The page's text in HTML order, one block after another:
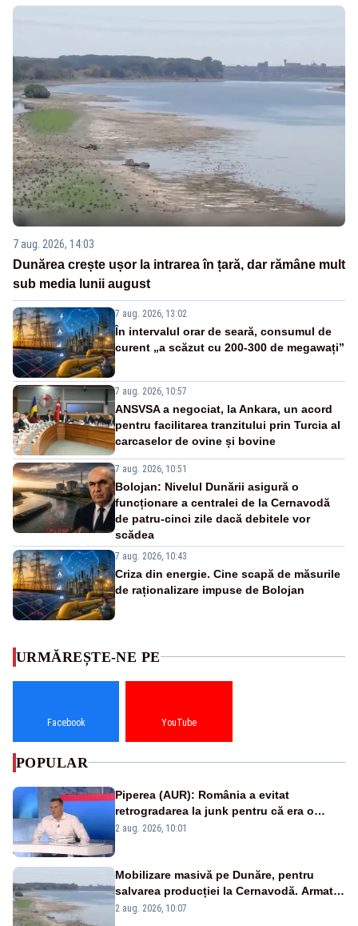
7 aug. 2026, 14:03
Dunărea crește ușor la intrarea în țară, dar rămâne mult
sub media lunii august
7 aug. 2026, 13:02
În intervalul orar de seară, consumul de
curent „a scăzut cu 200-300 de megawați”
7 aug. 2026, 10:57
ANSVSA a negociat, la Ankara, un acord
pentru facilitarea tranzitului prin Turcia al
carcaselor de ovine și bovine
7 aug. 2026, 10:51
Bolojan: Nivelul Dunării asigură o
funcționare a centralei de la Cernavodă
de patru-cinci zile dacă debitele vor
scădea
7 aug. 2026, 10:43
Criza din energie. Cine scapă de măsurile
de raționalizare impuse de Bolojan
URMĂREȘTE-NE PE
Facebook YouTube
POPULAR
Piperea (AUR): România a evitat
retrogradarea la junk pentru că era o
catastrofă pentru bănci și fondurile de
2 aug. 2026, 10:01
Mobilizare masivă pe Dunăre, pentru
salvarea producției la Cernavodă. Armata
va detona o stâncă și va devia apa
2 aug. 2026, 10:07